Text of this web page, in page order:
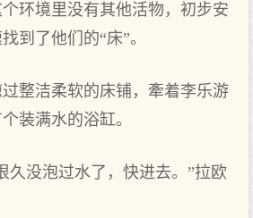
环境里没有‌其他活物，初步安
到了他们‌的“床”。
整洁柔软的床铺，牽着李乐游
装满水的浴缸。
久没泡过水了，快进去。”拉欧